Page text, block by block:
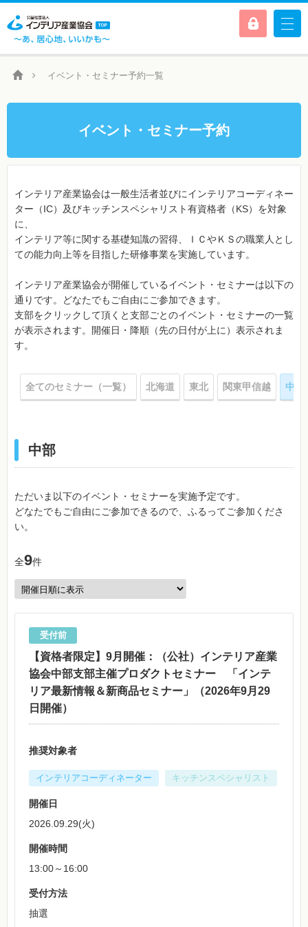
イベント・セミナー予約一覧
イベント・セミナー予約
インテリア産業協会は一般生活者並びにインテリアコーディネー
ター（IC）及びキッチンスペシャリスト有資格者（KS）を対象
に、
インテリア等に関する基礎知識の習得、ＩＣやＫＳの職業人とし
ての能力向上等を目指した研修事業を実施しています。
インテリア産業協会が開催しているイベント・セミナーは以下の
通りです。どなたでもご自由にご参加できます。
支部をクリックして頂くと支部ごとのイベント・セミナーの一覧
が表示されます。開催日・降順（先の日付が上に）表示されま
す。
全てのセミナー（一覧） 北海道 東北 関東甲信越 中部
中部
ただいま以下のイベント・セミナーを実施予定です。
どなたでもご自由にご参加できるので、ふるってご参加くださ
い。
全9件
【資格者限定】9月開催：（公社）インテリア産業
協会中部支部主催プロダクトセミナー 「インテ
リア最新情報＆新商品セミナー」（2026年9月29
日開催）
推奨対象者
インテリアコーディネーター キッチンスペシャリスト
開催日
2026.09.29(火)
開催時間
13:00～16:00
受付方法
抽選